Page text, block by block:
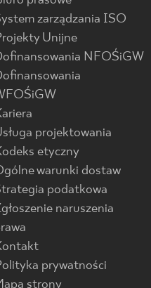
zarządzania ISO
Unijne
NFOŚiGW
projektowania
etyczny
warunki dostaw
podatkowa
naruszenia
prywatności